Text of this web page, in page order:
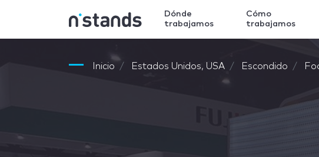
Dónde
trabajamos
Cómo
trabajamos
Inicio Estados Unidos, USA Escondido